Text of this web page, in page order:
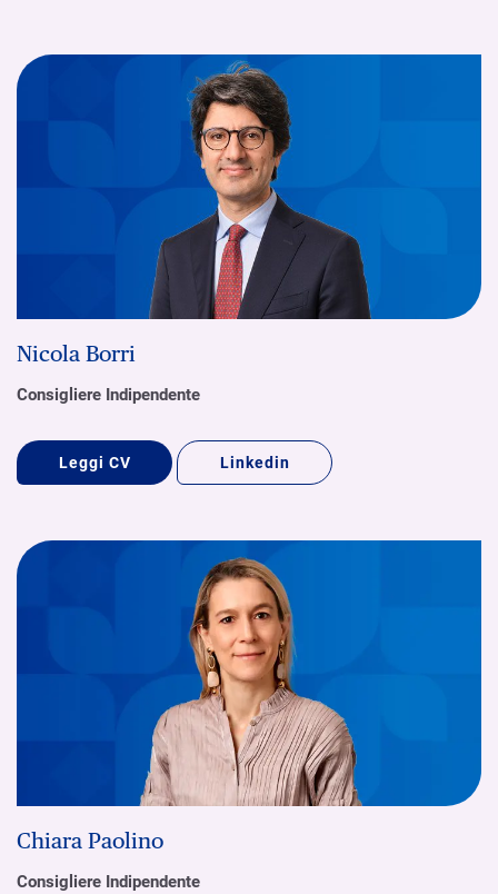
Nicola Borri
Consigliere Indipendente
Leggi CV Linkedin
Chiara Paolino
Consigliere Indipendente